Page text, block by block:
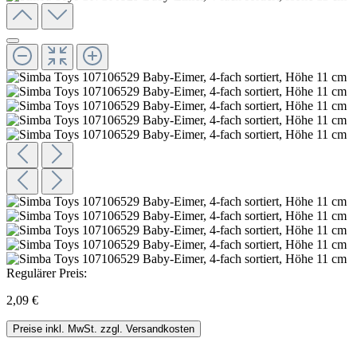
Regulärer Preis:
2,09 €
Preise inkl. MwSt. zzgl. Versandkosten